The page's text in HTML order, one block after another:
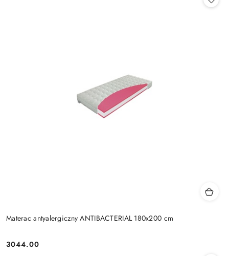
Materac antyalergiczny ANTIBACTERIAL 180x200 cm
Cena:
3044.00